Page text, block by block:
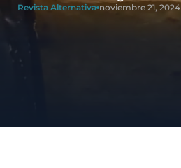
Revista Alternativa noviembre 21, 2024